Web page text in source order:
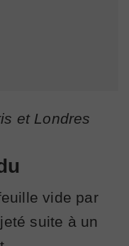
et Londres
vide par
suite à un